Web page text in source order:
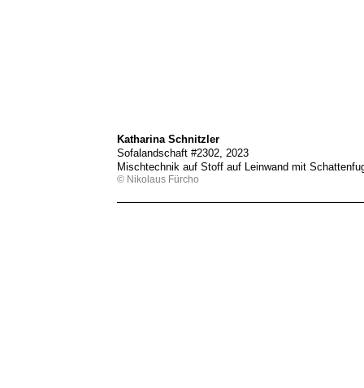
Katharina Schnitzler
Sofalandschaft #2302, 2023
Mischtechnik auf Stoff auf Leinwand mit
© Nikolaus Fürcho